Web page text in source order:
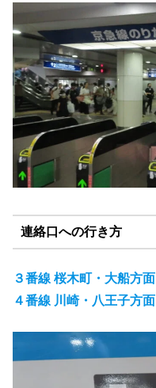
連絡口への行き方
３番線 桜木町・大船方面
４番線 川崎・八王子方面